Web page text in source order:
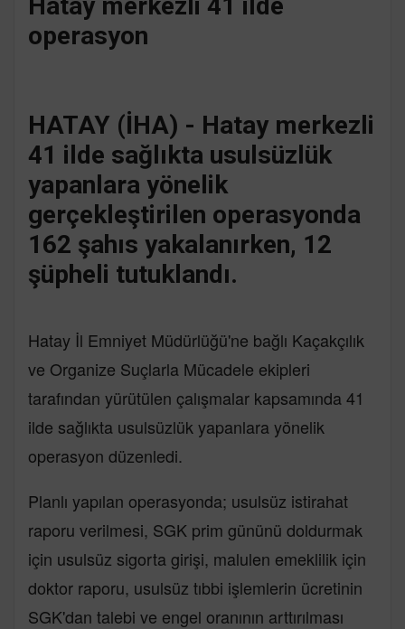
operasyon
HATAY (İHA) - Hatay merkezli
41 ilde sağlıkta usulsüzlük
yapanlara yönelik
gerçekleştirilen operasyonda
162 şahıs yakalanırken, 12
şüpheli tutuklandı.
Hatay İl Emniyet Müdürlüğü'ne bağlı Kaçakçılık
ve Organize Suçlarla Mücadele ekipleri
tarafından yürütülen çalışmalar kapsamında 41
ilde sağlıkta usulsüzlük yapanlara yönelik
operasyon düzenledi.
Planlı yapılan operasyonda; usulsüz istirahat
raporu verilmesi, SGK prim gününü doldurmak
için usulsüz sigorta girişi, malulen emeklilik için
doktor raporu, usulsüz tıbbi işlemlerin ücretinin
SGK'dan talebi ve engel oranının arttırılması